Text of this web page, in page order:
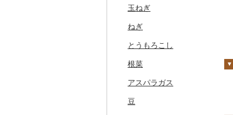
和牛
黒毛和牛
白老牛
仙台牛
米沢牛
その他牛肉（加工品）
焼肉
アグー豚
その他豚肉（精肉）
ハム
ソーセージ・ウインナ
ハム・ソーセージ
唐揚げ
中津からあげ
水炊き
地鶏
馬肉
羊肉・ラム肉（ジンギス
その他カニ
その他エビ
明太子
たらこ
その他魚卵
数の子
からすみ
キャビア
その他魚卵
貝
帆立（ホタテ）
鮑（アワビ）
牡蠣（カキ）
うなぎ
鮮魚
鮭・サーモン
イカ・タコ
海苔・海藻
金芽米
ゆめぴりか
つや姫
コシヒカリ
はえぬき
パンピオーネ
デラウェア
シャインマスカット
その他ぶどう・マスカ
もも
メロン
さくらんぼ
梨
和梨
マンゴー
みかん・柑橘
さつまいも
その他いも
フルーツトマト
ミニトマト
その他トマト
玉ねぎ
ねぎ
とうもろこし
根菜
人参
アスパラガス
豆